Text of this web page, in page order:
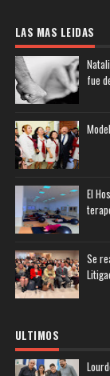
LAS MAS LEIDAS
fue
El
Se
ULTIMOS